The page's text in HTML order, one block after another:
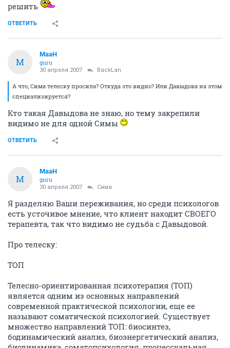
решить
ОТВЕТИТЬ
M
MaaH
guru
30 апреля 2007 BackLan
А что, Сима телеску просила? Откуда это видно? Или Давыдова на этом
специализируется?
Кто такая Давыдова не знаю, но тему закрепили
видимо не для одной Симы
ОТВЕТИТЬ
M
MaaH
guru
30 апреля 2007 Сима
Я разделяю Ваши переживания, но среди психологов
есть усточивое мнение, что клиент находит СВОЕГО
терапевта, так что видимо не судьба с Давыдовой.
Про телеску:
TOП
Телесно-ориентированная психотерапия (ТОП)
является одним из основных направлений
современной практической психологии, еще ее
называют соматической психологией. Существует
множество направлений ТОП: биосинтез,
бодинамический анализ, биоэнергетический анализ,